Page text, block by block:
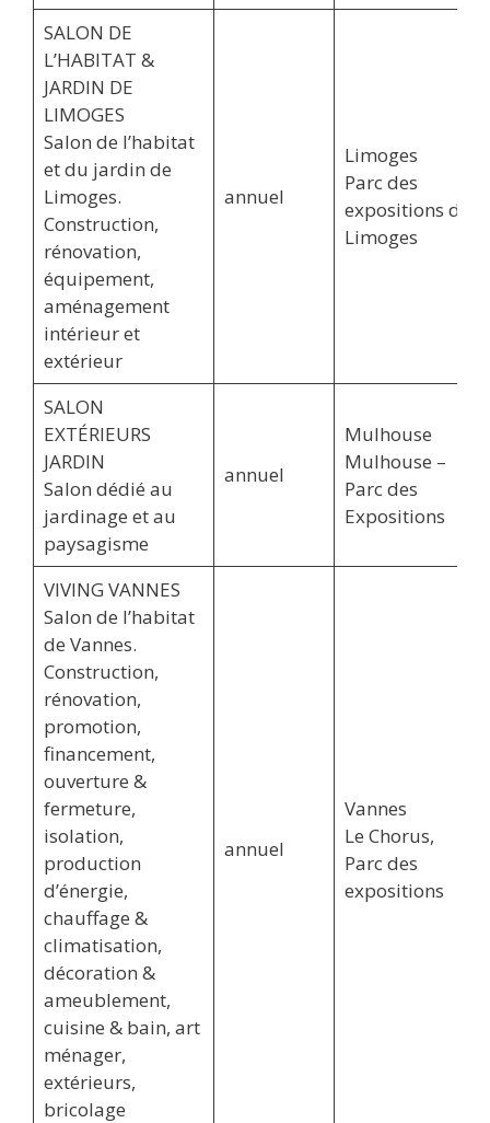
SALON DE
L’HABITAT &
JARDIN DE
LIMOGES
Salon de l’habitat
et du jardin de
Limoges.
Construction,
rénovation,
équipement,
aménagement
intérieur et
extérieur
annuel
Limoges
Parc des
expositions de
Limoges
SALON
EXTÉRIEURS
JARDIN
Salon dédié au
jardinage et au
paysagisme
annuel
Mulhouse
Mulhouse –
Parc des
Expositions
VIVING VANNES
Salon de l’habitat
de Vannes.
Construction,
rénovation,
promotion,
financement,
ouverture &
fermeture,
isolation,
production
d’énergie,
chauffage &
climatisation,
décoration &
ameublement,
cuisine & bain, art
ménager,
extérieurs,
bricolage
annuel
Vannes
Le Chorus,
Parc des
expositions